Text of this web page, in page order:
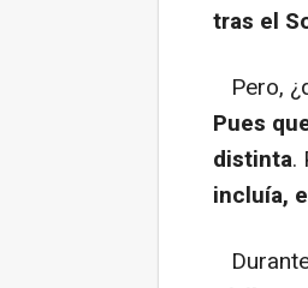
tras el
Pero,
Pues
distinta.
incluía,